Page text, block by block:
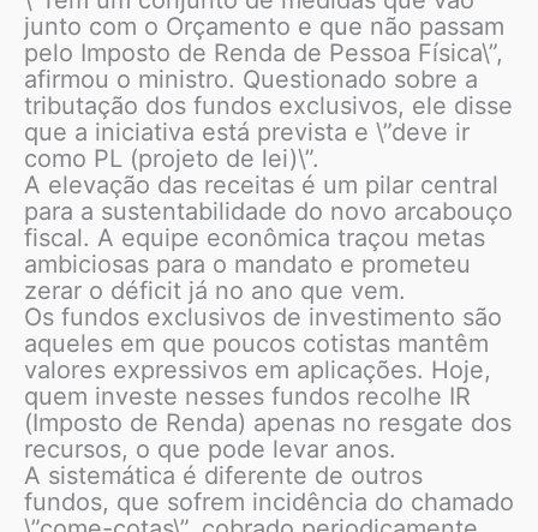
junto com o Orçamento e que não passam
pelo Imposto de Renda de Pessoa Física\”,
afirmou o ministro. Questionado sobre a
tributação dos fundos exclusivos, ele disse
que a iniciativa está prevista e \”deve ir
como PL (projeto de lei)\”.
A elevação das receitas é um pilar central
para a sustentabilidade do novo arcabouço
fiscal. A equipe econômica traçou metas
ambiciosas para o mandato e prometeu
zerar o déficit já no ano que vem.
Os fundos exclusivos de investimento são
aqueles em que poucos cotistas mantêm
valores expressivos em aplicações. Hoje,
quem investe nesses fundos recolhe IR
(Imposto de Renda) apenas no resgate dos
recursos, o que pode levar anos.
A sistemática é diferente de outros
fundos, que sofrem incidência do chamado